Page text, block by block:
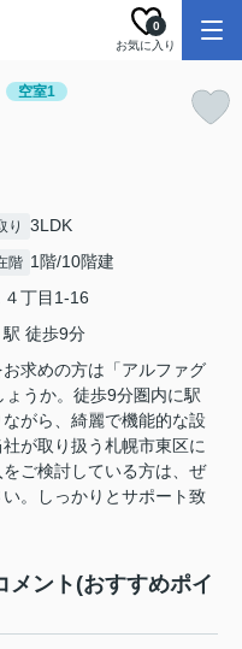
お気に入り
0
空室1
り 3LDK
階 1階/10階建
４丁目1-16
駅 徒歩9分
求めの方は「アルファグ
うか。徒歩9分圏内に駅
がら、綺麗で機能的な設
が取り扱う札幌市東区に
ご検討している方は、ぜ
。しっかりとサポート致
メント(おすすめポイ